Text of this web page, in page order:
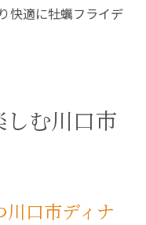
快適に牡蠣フライデ
む川口市
口市ディナ